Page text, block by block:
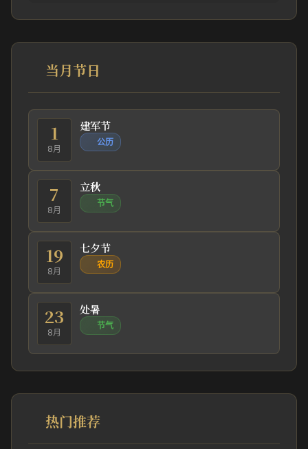
当月节日
1
8月
建军节
公历
7
8月
立秋
节气
19
8月
七夕节
农历
23
8月
处暑
节气
热门推荐